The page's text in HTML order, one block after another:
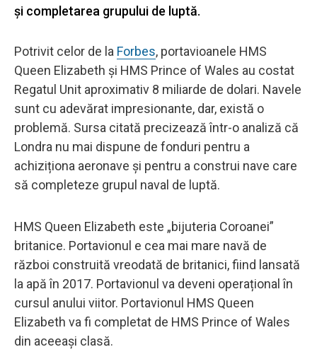
și completarea grupului de luptă.
Potrivit celor de la Forbes, portavioanele HMS
Queen Elizabeth și HMS Prince of Wales au costat
Regatul Unit aproximativ 8 miliarde de dolari. Navele
sunt cu adevărat impresionante, dar, există o
problemă. Sursa citată precizează într-o analiză că
Londra nu mai dispune de fonduri pentru a
achiziționa aeronave și pentru a construi nave care
să completeze grupul naval de luptă.
HMS Queen Elizabeth este „bijuteria Coroanei”
britanice. Portavionul e cea mai mare navă de
război construită vreodată de britanici, fiind lansată
la apă în 2017. Portavionul va deveni operațional în
cursul anului viitor. Portavionul HMS Queen
Elizabeth va fi completat de HMS Prince of Wales
din aceeași clasă.